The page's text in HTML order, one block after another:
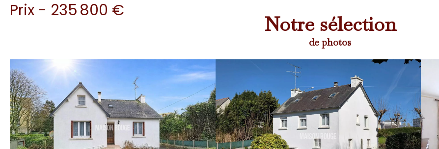
Prix - 235 800 €
Notre sélection
de photos